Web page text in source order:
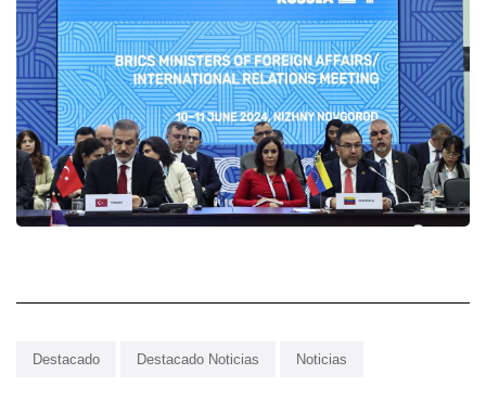
Destacado Destacado Noticias Noticias